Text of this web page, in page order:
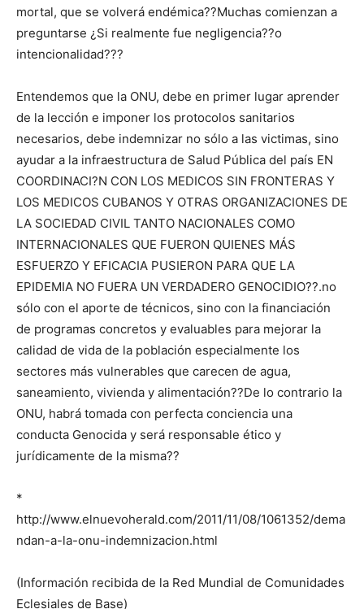
mortal, que se volverá endémica??Muchas comienzan a
preguntarse ¿Si realmente fue negligencia??o
intencionalidad???
Entendemos que la ONU, debe en primer lugar aprender
de la lección e imponer los protocolos sanitarios
necesarios, debe indemnizar no sólo a las victimas, sino
ayudar a la infraestructura de Salud Pública del país EN
COORDINACI?N CON LOS MEDICOS SIN FRONTERAS Y
LOS MEDICOS CUBANOS Y OTRAS ORGANIZACIONES DE
LA SOCIEDAD CIVIL TANTO NACIONALES COMO
INTERNACIONALES QUE FUERON QUIENES MÁS
ESFUERZO Y EFICACIA PUSIERON PARA QUE LA
EPIDEMIA NO FUERA UN VERDADERO GENOCIDIO??.no
sólo con el aporte de técnicos, sino con la financiación
de programas concretos y evaluables para mejorar la
calidad de vida de la población especialmente los
sectores más vulnerables que carecen de agua,
saneamiento, vivienda y alimentación??De lo contrario la
ONU, habrá tomada con perfecta conciencia una
conducta Genocida y será responsable ético y
jurídicamente de la misma??
*
http://www.elnuevoherald.com/2011/11/08/1061352/dema
ndan-a-la-onu-indemnizacion.html
(Información recibida de la Red Mundial de Comunidades
Eclesiales de Base)